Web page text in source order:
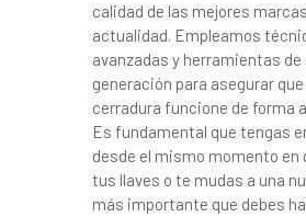
calidad de las mejores
actualidad. Empleamos
avanzadas y herramientas
generación para asegurar
cerradura funcione de forma
Es fundamental que tengas
desde el mismo momento en
tus llaves o te mudas a una
más importante que debes